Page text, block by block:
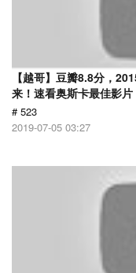
【越哥】豆瓣8.8分，
来！速看奥斯卡最佳影片
# 523
2019-07-05 03:27